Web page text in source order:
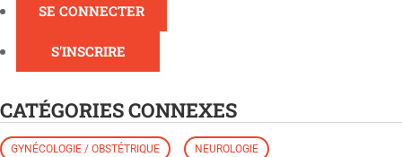
SE CONNECTER
S'INSCRIRE
CATÉGORIES CONNEXES
GYNÉCOLOGIE / OBSTÉTRIQUE NEUROLOGIE